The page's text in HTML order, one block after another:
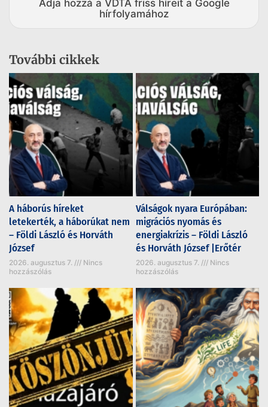
Adja hozzá a VDTA friss híreit a Google
hírfolyamához
További cikkek
A háborús híreket
letekerték, a háborúkat nem
– Földi László és Horváth
József
2026. augusztus 7.
Nincs
hozzászólás
Válságok nyara Európában:
migrációs nyomás és
energiakrízis – Földi László
és Horváth József |Erőtér
2026. augusztus 7.
Nincs
hozzászólás